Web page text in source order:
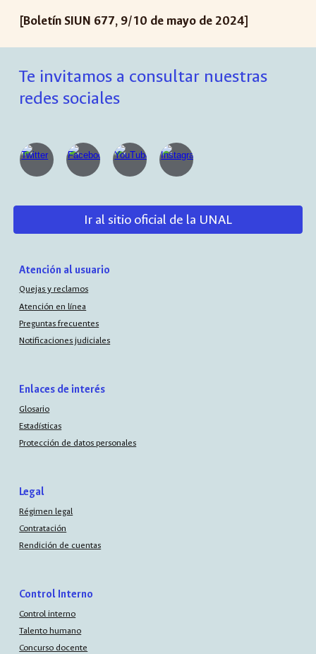
[Boletín SIUN 677, 9/10 de mayo de 2024]
Te invitamos a consultar nuestras
redes sociales
Ir al sitio oficial de la UNAL
Atención al usuario
Quejas y reclamos
Atención en línea
Preguntas frecuentes
Notificaciones judiciales
Enlaces de interés
Glosario
Estadísticas
Protección de datos personales
Legal
Régimen legal
Contratación
Rendición de cuentas
Control Interno
Control interno
Talento humano
Concurso docente